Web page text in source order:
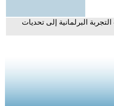
العراقي لسنة 1925: من انحرافات التجربة البرلمانية إلى تحديات